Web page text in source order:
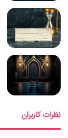
نظرات کاربران